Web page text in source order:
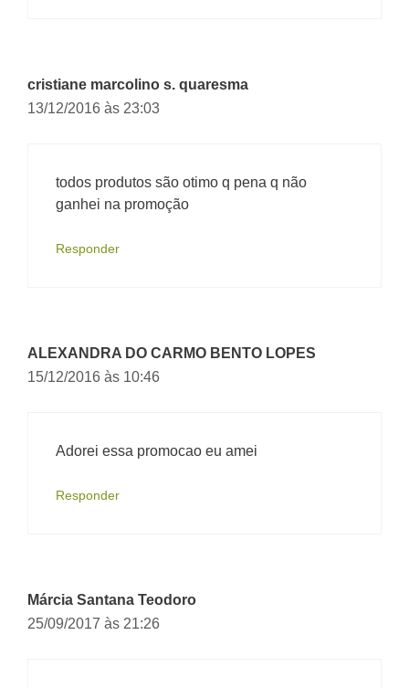
cristiane marcolino s. quaresma
13/12/2016 às 23:03
todos produtos são otimo q pena q não
ganhei na promoção
Responder
ALEXANDRA DO CARMO BENTO LOPES
15/12/2016 às 10:46
Adorei essa promocao eu amei
Responder
Márcia Santana Teodoro
25/09/2017 às 21:26